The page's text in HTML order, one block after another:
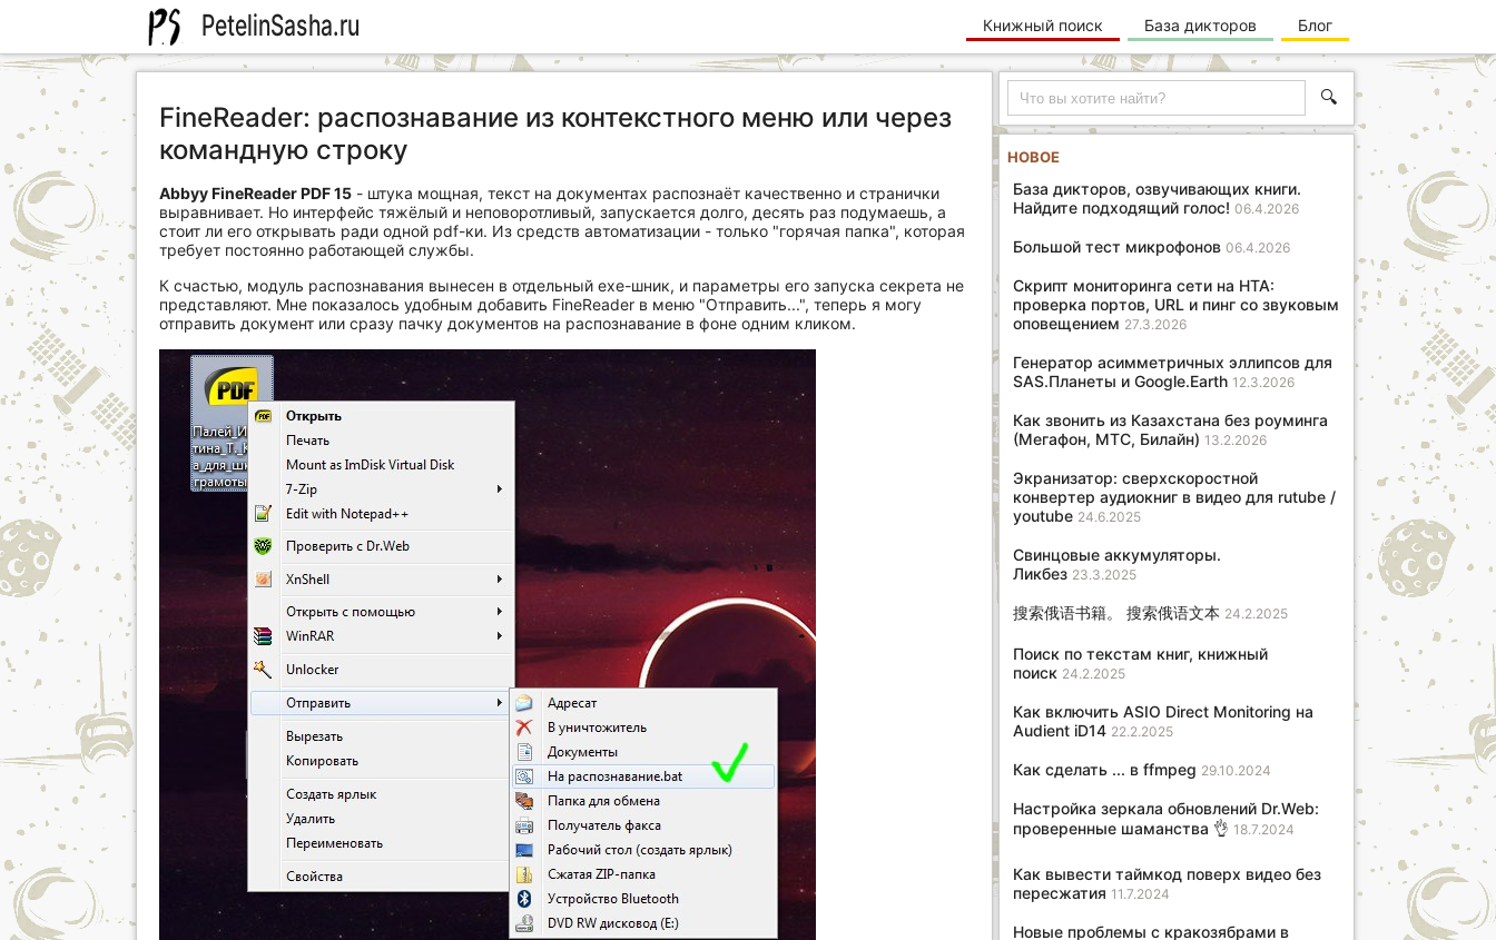
PetelinSasha.ru Книжный поиск База дикторов Блог
FineReader: распознавание из контекстного меню или через
командную строку
Abbyy FineReader PDF 15 - штука мощная, текст на документах распознаёт качественно и странички
выравнивает. Но интерфейс тяжёлый и неповоротливый, запускается долго, десять раз подумаешь, а
стоит ли его открывать ради одной pdf-ки. Из средств автоматизации - только "горячая папка", которая
требует постоянно работающей службы.
К счастью, модуль распознавания вынесен в отдельный exe-шник, и параметры его запуска секрета не
представляют. Мне показалось удобным добавить FineReader в меню "Отправить...", теперь я могу
отправить документ или сразу пачку документов на распознавание в фоне одним кликом.
🔍
НОВОЕ
База дикторов, озвучивающих книги.
Найдите подходящий голос! 06.4.2026
Большой тест микрофонов 06.4.2026
Скрипт мониторинга сети на HTA:
проверка портов, URL и пинг со звуковым
оповещением 27.3.2026
Генератор асимметричных эллипсов для
SAS.Планеты и Google.Earth 12.3.2026
Как звонить из Казахстана без роуминга
(Мегафон, МТС, Билайн) 13.2.2026
Экранизатор: сверхскоростной
конвертер аудиокниг в видео для rutube /
youtube 24.6.2025
Свинцовые аккумуляторы.
Ликбез 23.3.2025
搜索俄语书籍。 搜索俄语文本 24.2.2025
Поиск по текстам книг, книжный
поиск 24.2.2025
Как включить ASIO Direct Monitoring на
Audient iD14 22.2.2025
Как сделать ... в ffmpeg 29.10.2024
Настройка зеркала обновлений Dr.Web:
проверенные шаманства 👌 18.7.2024
Как вывести таймкод поверх видео без
пересжатия 11.7.2024
Новые проблемы с кракозябрами в